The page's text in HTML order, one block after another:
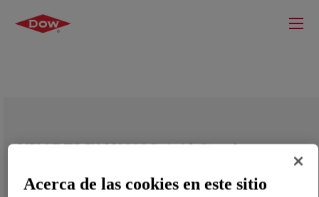
NUCREL™ N0908C Acid Copolymer
Acerca de las cookies en este sitio